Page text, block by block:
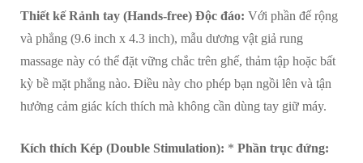
Thiết kế Rảnh tay (Hands-free) Độc đáo: Với phần đế rộng
và phẳng (9.6 inch x 4.3 inch), mẫu dương vật giả rung
massage này có thể đặt vững chắc trên ghế, thảm tập hoặc bất
kỳ bề mặt phẳng nào. Điều này cho phép bạn ngồi lên và tận
hưởng cảm giác kích thích mà không cần dùng tay giữ máy.
Kích thích Kép (Double Stimulation): * Phần trục đứng: